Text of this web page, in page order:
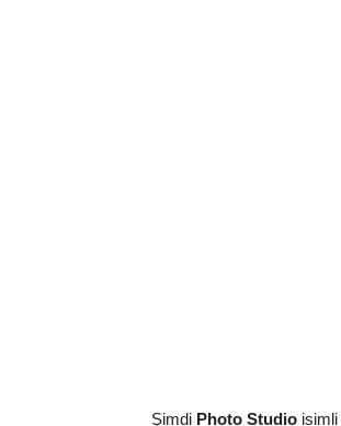
Şimdi Photo Studio isimli